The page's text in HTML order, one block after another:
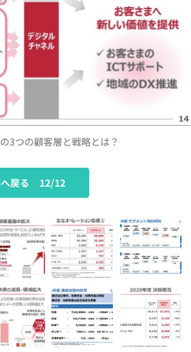
3つの顧客層と戦略とは？
戻る 12/12